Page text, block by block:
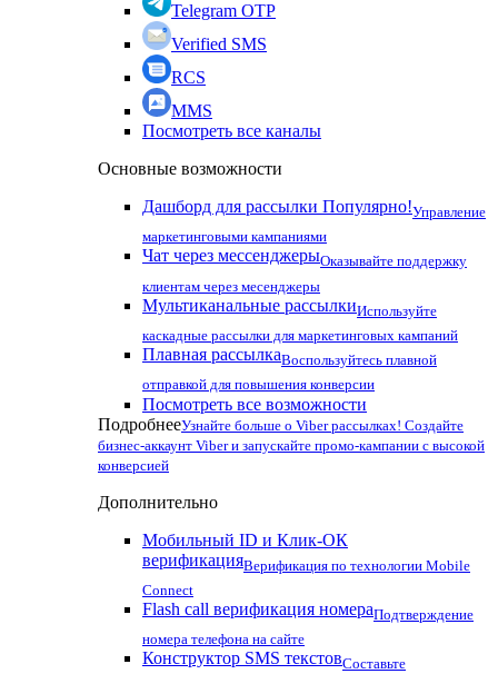
Telegram OTP
Verified SMS
RCS
MMS
Посмотреть все каналы
Основные возможности
Дашборд для рассылки Популярно!Управление
маркетинговыми кампаниями
Чат через мессенджерыОказывайте поддержку
клиентам через месенджеры
Мультиканальные рассылкиИспользуйте
каскадные рассылки для маркетинговых кампаний
Плавная рассылкаВоспользуйтесь плавной
отправкой для повышения конверсии
Посмотреть все возможности
ПодробнееУзнайте больше о Viber рассылках! Создайте
бизнес-аккаунт Viber и запускайте промо-кампании с высокой
конверсией
Дополнительно
Мобильный ID и Клик-ОК
верификацияВерификация по технологии Mobile
Connect
Flash call верификация номераПодтверждение
номера телефона на сайте
Конструктор SMS текстовСоставьте